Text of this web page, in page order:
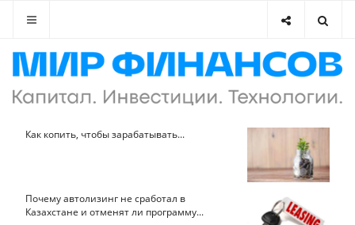
Как копить, чтобы зарабатывать...
Почему автолизинг не сработал в
Казахстане и отменят ли программу...